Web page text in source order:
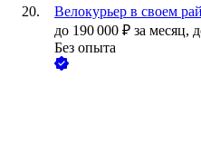
Велокурьер в своем
до 190 000 ₽ за месяц,
Без опыта